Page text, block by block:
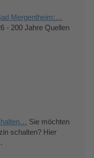
Mergentheim:…
- 200 Jahre Quellen
Sie möchten
schalten? Hier